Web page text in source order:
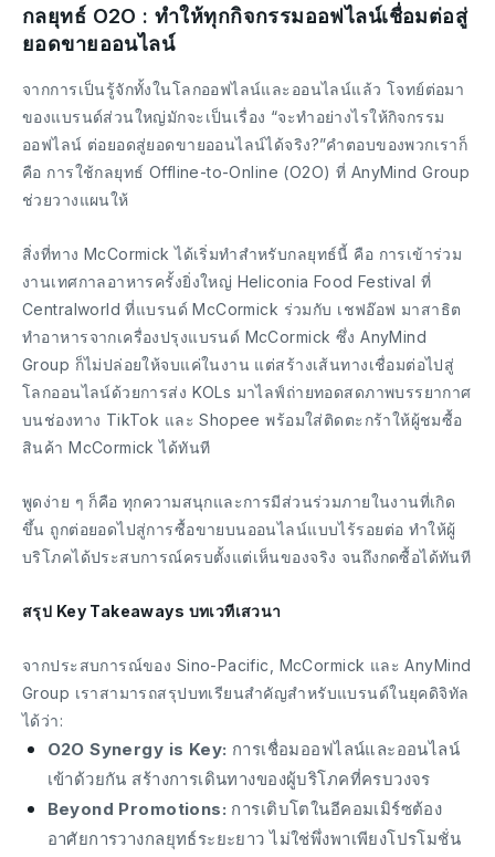
กลยุทธ์ O2O : ทำให้ทุกกิจกรรมออฟไลน์เชื่อมต่อสู่
ยอดขายออนไลน์
จากการเป็นรู้จักทั้งในโลกออฟไลน์และออนไลน์แล้ว โจทย์ต่อมา
ของแบรนด์ส่วนใหญ่มักจะเป็นเรื่อง “จะทำอย่างไรให้กิจกรรม
ออฟไลน์ ต่อยอดสู่ยอดขายออนไลน์ได้จริง?”คำตอบของพวกเราก็
คือ การใช้กลยุทธ์ Offline-to-Online (O2O) ที่ AnyMind Group
ช่วยวางแผนให้
สิ่งที่ทาง McCormick ได้เริ่มทำสำหรับกลยุทธ์นี้ คือ การเข้าร่วม
งานเทศกาลอาหารครั้งยิ่งใหญ่ Heliconia Food Festival ที่
Centralworld ที่แบรนด์ McCormick ร่วมกับ เชฟอ๊อฟ มาสาธิต
ทำอาหารจากเครื่องปรุงแบรนด์ McCormick ซึ่ง AnyMind
Group ก็ไม่ปล่อยให้จบแค่ในงาน แต่สร้างเส้นทางเชื่อมต่อไปสู่
โลกออนไลน์ด้วยการส่ง KOLs มาไลฟ์ถ่ายทอดสดภาพบรรยากาศ
บนช่องทาง TikTok และ Shopee พร้อมใส่ติดตะกร้าให้ผู้ชมซื้อ
สินค้า McCormick ได้ทันที
พูดง่าย ๆ ก็คือ ทุกความสนุกและการมีส่วนร่วมภายในงานที่เกิด
ขึ้น ถูกต่อยอดไปสู่การซื้อขายบนออนไลน์แบบไร้รอยต่อ ทำให้ผู้
บริโภคได้ประสบการณ์ครบตั้งแต่เห็นของจริง จนถึงกดซื้อได้ทันที
สรุป Key Takeaways บทเวทีเสวนา
จากประสบการณ์ของ Sino-Pacific, McCormick และ AnyMind
Group เราสามารถสรุปบทเรียนสำคัญสำหรับแบรนด์ในยุคดิจิทัล
ได้ว่า:
O2O Synergy is Key: การเชื่อมออฟไลน์และออนไลน์
เข้าด้วยกัน สร้างการเดินทางของผู้บริโภคที่ครบวงจร
Beyond Promotions: การเติบโตในอีคอมเมิร์ซต้อง
อาศัยการวางกลยุทธ์ระยะยาว ไม่ใช่พึ่งพาเพียงโปรโมชั่น